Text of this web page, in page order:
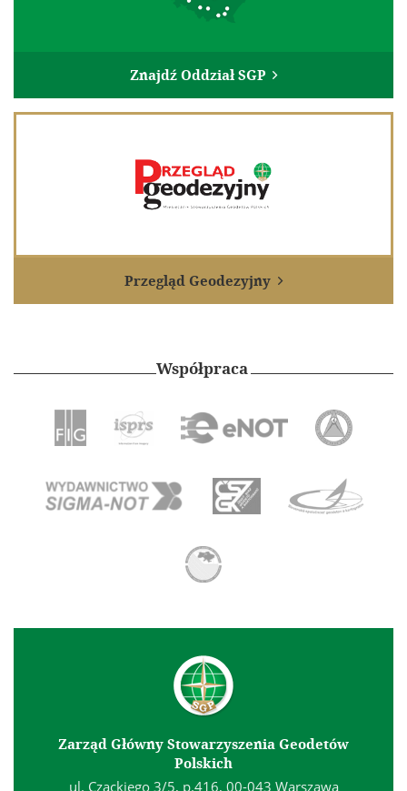
Galeria
Instytucje geodezyjne
Organizacje międzynarodowe
Archiwum Akt Nowych
E-Podpis & E-Pieczęć od EuroCert
Kontakt
Znajdź Oddział SGP 
Przegląd Geodezyjny 
Współpraca
Zarząd Główny Stowarzyszenia Geodetów
Polskich
ul. Czackiego 3/5, p.416, 00-043 Warszawa